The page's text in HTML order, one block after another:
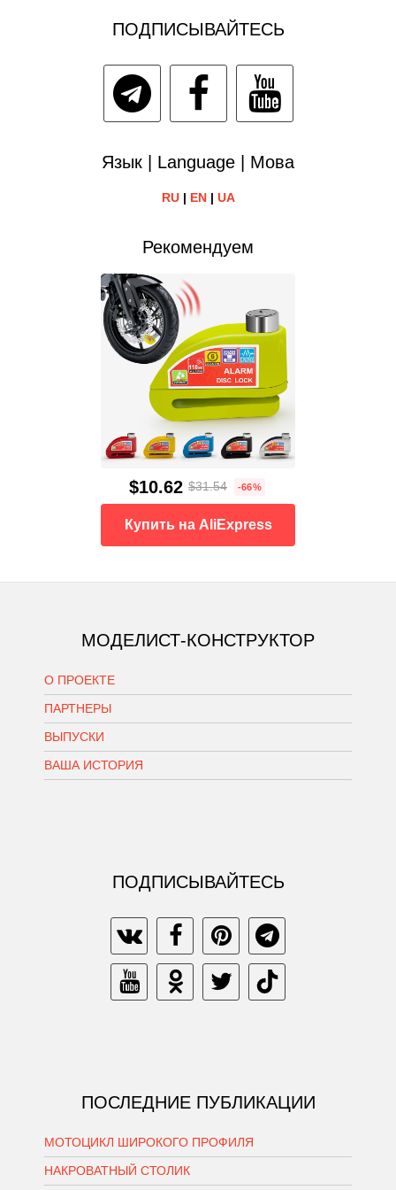
ПОДПИСЫВАЙТЕСЬ
Язык | Language | Мова
RU| EN| UA
Рекомендуем
$10.62 $31.54 -66%
Купить на AliExpress
МОДЕЛИСТ-КОНСТРУКТОР
О ПРОЕКТЕ
ПАРТНЕРЫ
ВЫПУСКИ
ВАША ИСТОРИЯ
ПОДПИСЫВАЙТЕСЬ
ПОСЛЕДНИЕ ПУБЛИКАЦИИ
МОТОЦИКЛ ШИРОКОГО ПРОФИЛЯ
НАКРОВАТНЫЙ СТОЛИК